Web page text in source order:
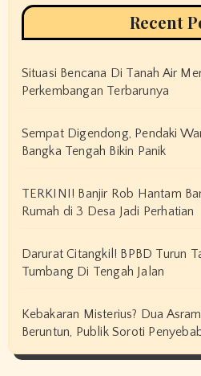
Recent
Situasi Bencana Di Tanah Air
Perkembangan Terbarunya
Sempat Digendong, Pendaki
Bangka Tengah Bikin Panik
TERKINI! Banjir Rob Hantam
Rumah di 3 Desa Jadi Perhatian
Darurat Citangkil! BPBD Turun
Tumbang Di Tengah Jalan
Kebakaran Misterius? Dua
Beruntun, Publik Soroti